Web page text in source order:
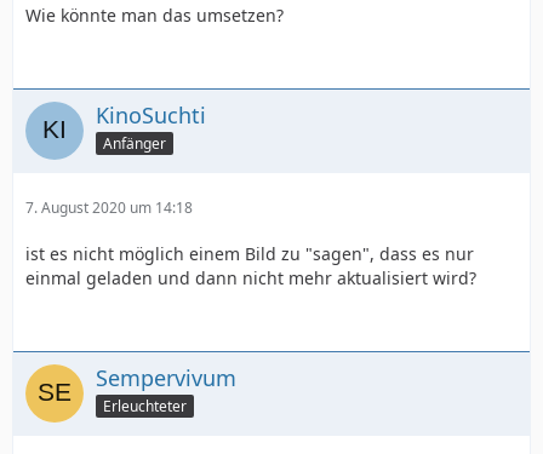
Wie könnte man das umsetzen?
KinoSuchti
Anfänger
7. August 2020 um 14:18
ist es nicht möglich einem Bild zu "sagen", dass es nur
einmal geladen und dann nicht mehr aktualisiert wird?
Sempervivum
Erleuchteter